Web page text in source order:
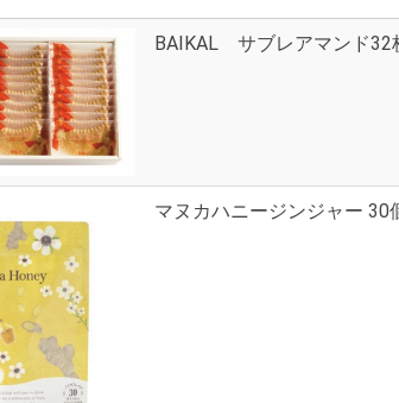
BAIKAL サブレアマンド32
マヌカハニージンジャー 30